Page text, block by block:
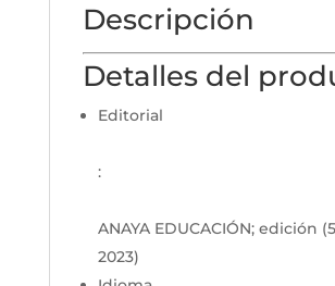
Descripción
Detalles del
Editorial
:
ANAYA EDUCACIÓN; edición
2023)